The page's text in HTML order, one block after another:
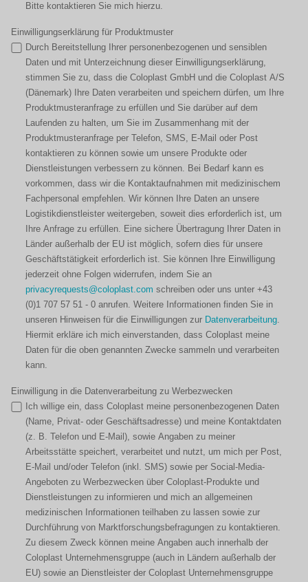
Bitte kontaktieren Sie mich hierzu.
Einwilligungserklärung für Produktmuster
Durch Bereitstellung Ihrer personenbezogenen und sensiblen
Daten und mit Unterzeichnung dieser Einwilligungserklärung,
stimmen Sie zu, dass die Coloplast GmbH und die Coloplast A/S
(Dänemark) Ihre Daten verarbeiten und speichern dürfen, um Ihre
Produktmusteranfrage zu erfüllen und Sie darüber auf dem
Laufenden zu halten, um Sie im Zusammenhang mit der
Produktmusteranfrage per Telefon, SMS, E-Mail oder Post
kontaktieren zu können sowie um unsere Produkte oder
Dienstleistungen verbessern zu können. Bei Bedarf kann es
vorkommen, dass wir die Kontaktaufnahmen mit medizinischem
Fachpersonal empfehlen. Wir können Ihre Daten an unsere
Logistikdienstleister weitergeben, soweit dies erforderlich ist, um
Ihre Anfrage zu erfüllen. Eine sichere Übertragung Ihrer Daten in
Länder außerhalb der EU ist möglich, sofern dies für unsere
Geschäftstätigkeit erforderlich ist. Sie können Ihre Einwilligung
jederzeit ohne Folgen widerrufen, indem Sie an
privacyrequests@coloplast.com schreiben oder uns unter +43
(0)1 707 57 51 - 0 anrufen. Weitere Informationen finden Sie in
unseren Hinweisen für die Einwilligungen zur Datenverarbeitung.
Hiermit erkläre ich mich einverstanden, dass Coloplast meine
Daten für die oben genannten Zwecke sammeln und verarbeiten
kann.
Einwilligung in die Datenverarbeitung zu Werbezwecken
Ich willige ein, dass Coloplast meine personenbezogenen Daten
(Name, Privat- oder Geschäftsadresse) und meine Kontaktdaten
(z. B. Telefon und E-Mail), sowie Angaben zu meiner
Arbeitsstätte speichert, verarbeitet und nutzt, um mich per Post,
E-Mail und/oder Telefon (inkl. SMS) sowie per Social-Media-
Angeboten zu Werbezwecken über Coloplast-Produkte und
Dienstleistungen zu informieren und mich an allgemeinen
medizinischen Informationen teilhaben zu lassen sowie zur
Durchführung von Marktforschungsbefragungen zu kontaktieren.
Zu diesem Zweck können meine Angaben auch innerhalb der
Coloplast Unternehmensgruppe (auch in Ländern außerhalb der
EU) sowie an Dienstleister der Coloplast Unternehmensgruppe